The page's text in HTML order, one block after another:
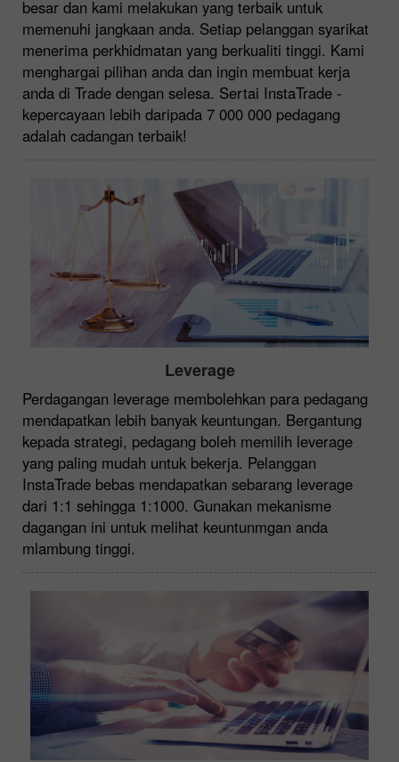
besar dan kami melakukan yang terbaik untuk
memenuhi jangkaan anda. Setiap pelanggan syarikat
menerima perkhidmatan yang berkualiti tinggi. Kami
menghargai pilihan anda dan ingin membuat kerja
anda di Trade dengan selesa. Sertai InstaTrade -
kepercayaan lebih daripada 7 000 000 pedagang
adalah cadangan terbaik!
Leverage
Perdagangan leverage membolehkan para pedagang
mendapatkan lebih banyak keuntungan. Bergantung
kepada strategi, pedagang boleh memilih leverage
yang paling mudah untuk bekerja. Pelanggan
InstaTrade bebas mendapatkan sebarang leverage
dari 1:1 sehingga 1:1000. Gunakan mekanisme
dagangan ini untuk melihat keuntunmgan anda
mlambung tinggi.